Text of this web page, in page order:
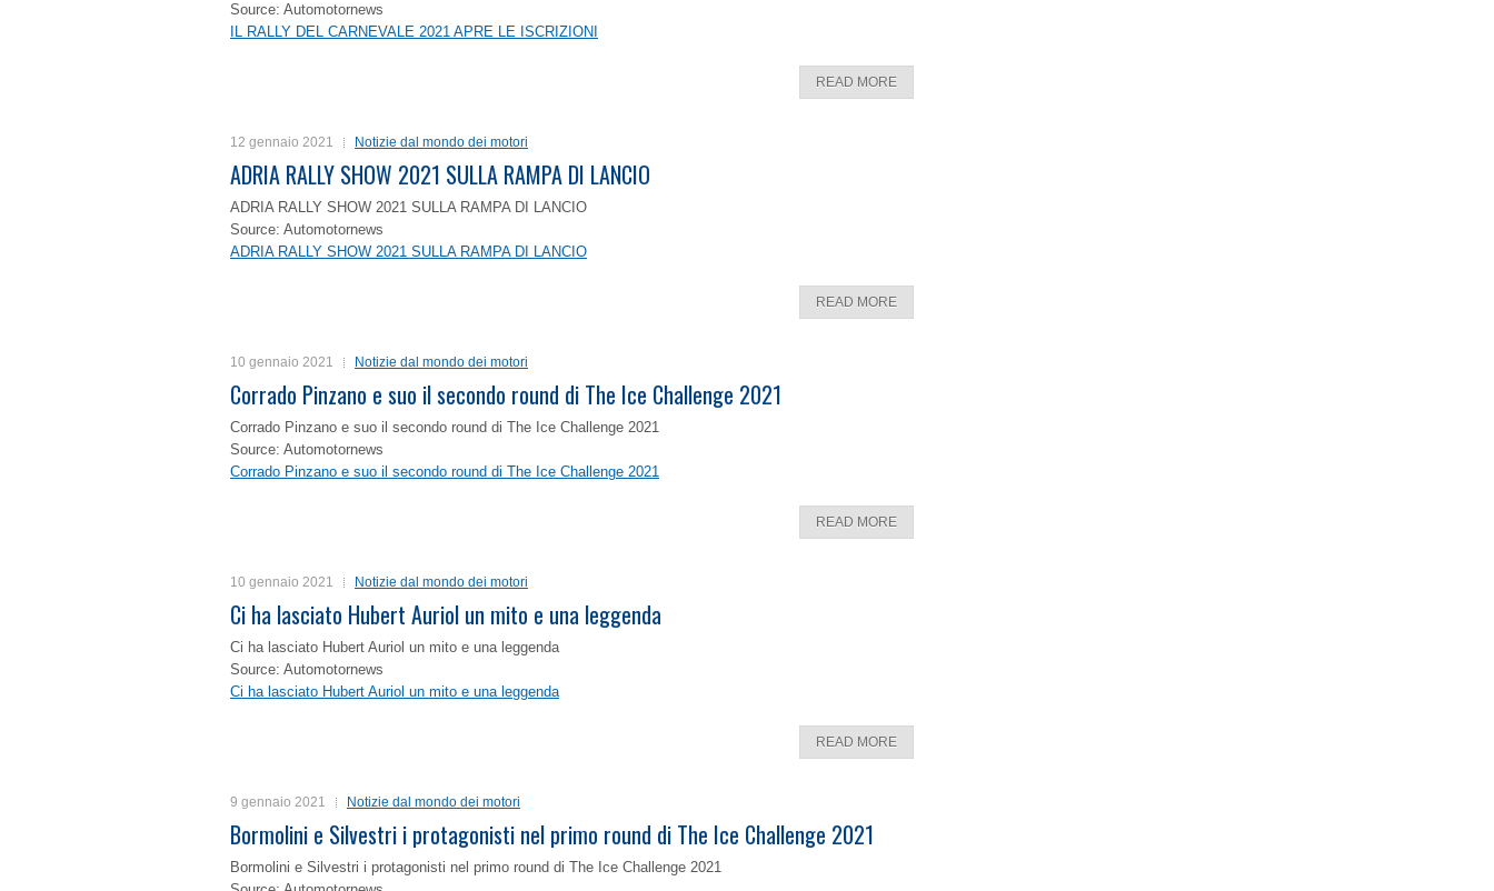
Source: Automotornews
IL RALLY DEL CARNEVALE 2021 APRE LE ISCRIZIONI
READ MORE
12 gennaio 2021 Notizie dal mondo dei motori
ADRIA RALLY SHOW 2021 SULLA RAMPA DI LANCIO
ADRIA RALLY SHOW 2021 SULLA RAMPA DI LANCIO
Source: Automotornews
ADRIA RALLY SHOW 2021 SULLA RAMPA DI LANCIO
READ MORE
10 gennaio 2021 Notizie dal mondo dei motori
Corrado Pinzano e suo il secondo round di The Ice Challenge 2021
Corrado Pinzano e suo il secondo round di The Ice Challenge 2021
Source: Automotornews
Corrado Pinzano e suo il secondo round di The Ice Challenge 2021
READ MORE
10 gennaio 2021 Notizie dal mondo dei motori
Ci ha lasciato Hubert Auriol un mito e una leggenda
Ci ha lasciato Hubert Auriol un mito e una leggenda
Source: Automotornews
Ci ha lasciato Hubert Auriol un mito e una leggenda
READ MORE
9 gennaio 2021 Notizie dal mondo dei motori
Bormolini e Silvestri i protagonisti nel primo round di The Ice Challenge 2021
Bormolini e Silvestri i protagonisti nel primo round di The Ice Challenge 2021